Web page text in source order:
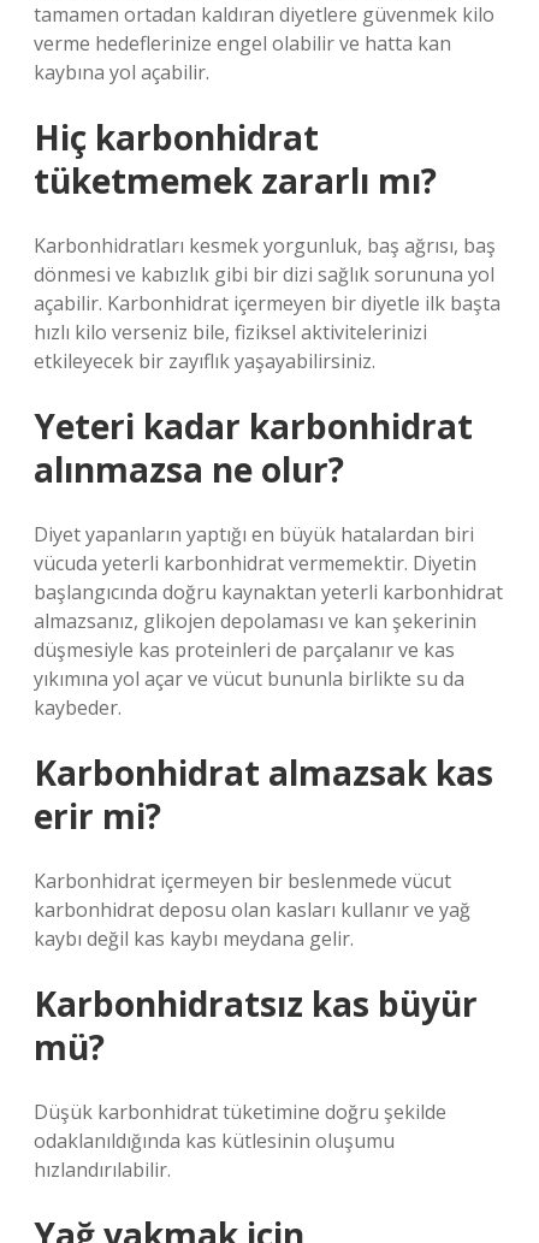
tamamen ortadan kaldıran diyetlere güvenmek kilo
verme hedeflerinize engel olabilir ve hatta kan
kaybına yol açabilir.
Hiç karbonhidrat
tüketmemek zararlı mı?
Karbonhidratları kesmek yorgunluk, baş ağrısı, baş
dönmesi ve kabızlık gibi bir dizi sağlık sorununa yol
açabilir. Karbonhidrat içermeyen bir diyetle ilk başta
hızlı kilo verseniz bile, fiziksel aktivitelerinizi
etkileyecek bir zayıflık yaşayabilirsiniz.
Yeteri kadar karbonhidrat
alınmazsa ne olur?
Diyet yapanların yaptığı en büyük hatalardan biri
vücuda yeterli karbonhidrat vermemektir. Diyetin
başlangıcında doğru kaynaktan yeterli karbonhidrat
almazsanız, glikojen depolaması ve kan şekerinin
düşmesiyle kas proteinleri de parçalanır ve kas
yıkımına yol açar ve vücut bununla birlikte su da
kaybeder.
Karbonhidrat almazsak kas
erir mi?
Karbonhidrat içermeyen bir beslenmede vücut
karbonhidrat deposu olan kasları kullanır ve yağ
kaybı değil kas kaybı meydana gelir.
Karbonhidratsız kas büyür
mü?
Düşük karbonhidrat tüketimine doğru şekilde
odaklanıldığında kas kütlesinin oluşumu
hızlandırılabilir.